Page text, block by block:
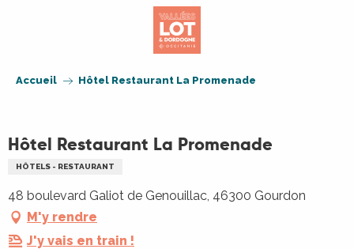
Accueil Hôtel Restaurant La Promenade
Hôtel Restaurant La Promenade
HÔTELS - RESTAURANT
48 boulevard Galiot de Genouillac, 46300 Gourdon
M'y rendre
J'y vais en train !